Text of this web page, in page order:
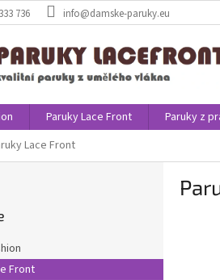
736 info@damske-paruky.eu
Paruky Lace Front Paruky z
Lace Front
Front